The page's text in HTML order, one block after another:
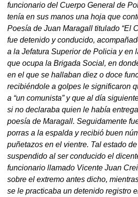
funcionario del Cuerpo General de
tenía en sus manos una hoja que
Poesía de Juan Maragall titulado “El
fue detenido y conducido,
a la Jefatura Superior de Policia y en
que ocupa la Brigada Social, en
en el que se hallaban diez o doce
recibiéndole a golpes le significaron
a “un comunista” y que al día
si no declaraba quien le había
poesía de Maragall. Seguidamente
porras a la espalda y recibió buen
puñetazos en el vientre. Tal estado
suspendido al ser conducido el
funcionario llamado Vicente Juan
sobre el extremo antes dicho,
se le practicaba un detenido registro